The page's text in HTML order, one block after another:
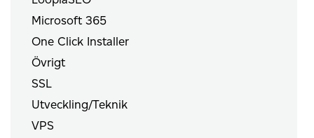
Microsoft 365
One Click Installer
Övrigt
SSL
Utveckling/Teknik
VPS